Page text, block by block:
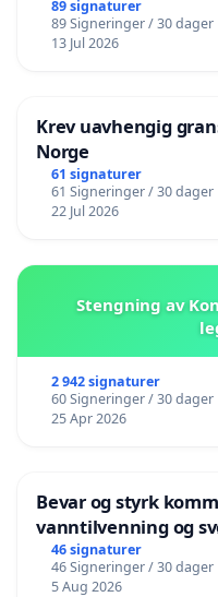
89 signaturer
89 Signeringer / 30 dager
13 Jul 2026
Krev uavhengig
Norge
61 signaturer
61 Signeringer / 30 dager
22 Jul 2026
Stengning av
2 942 signaturer
60 Signeringer / 30 dager
25 Apr 2026
Bevar og styrk
vanntilvenning og
barnehagene i
46 signaturer
46 Signeringer / 30 dager
5 Aug 2026